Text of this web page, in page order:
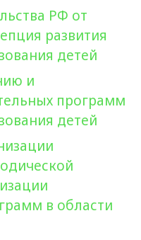
РФ от
развития
детей
и
программ
детей
в области